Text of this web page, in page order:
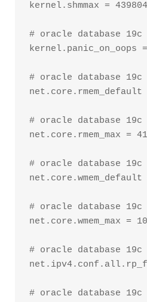
kernel.shmmax =
# oracle database
kernel.panic_on_oops
# oracle database
net.core.rmem_default
# oracle database
net.core.rmem_max =
# oracle database
net.core.wmem_default
# oracle database 19c
net.core.wmem_max =
# oracle database
# oracle database